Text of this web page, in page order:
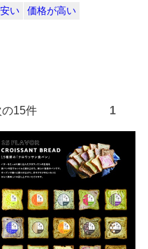
い
価格が高い
15件 次の15件 1